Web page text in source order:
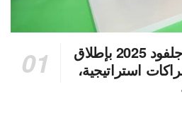
أغذية تُعزز ريادتها في جلفود 2025 بإطلاق
استراتيجية،